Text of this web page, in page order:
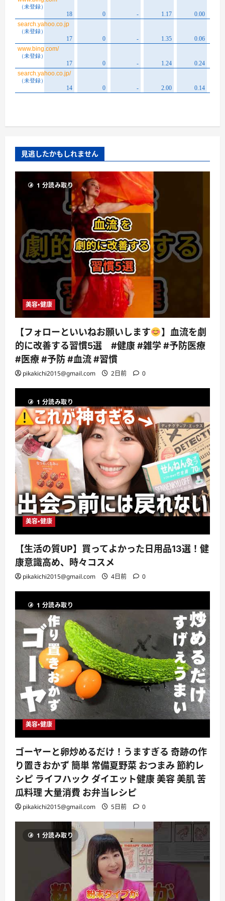
見逃したかもしれません
1 分読み取り
美容・健康
【フォローといいねお願いします
】血流を劇
的に改善する習慣5選 #健康 #雑学 #予防医療
#医療 #予防 #血流 #習慣
pikakichi2015@gmail.com 2日前 0
1 分読み取り
美容・健康
【生活の質UP】買ってよかった日用品13選！健
康意識高め、時々コスメ
pikakichi2015@gmail.com 4日前 0
1 分読み取り
美容・健康
ゴーヤーと卵炒めるだけ！うますぎる 奇跡の作
り置きおかず 簡単 常備夏野菜 おつまみ 節約レ
シピ ライフハック ダイエット健康 美容 美肌 苦
瓜料理 大量消費 お弁当レシピ
pikakichi2015@gmail.com 5日前 0
1 分読み取り